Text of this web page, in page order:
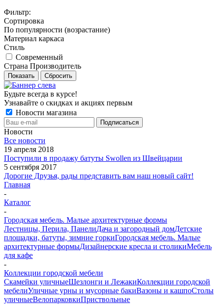
Фильтр:
Сортировка
По популярности (возрастание)
Материал каркаса
Стиль
Современный
Страна Производитель
Показать Сбросить
Будьте всегда в курсе!
Узнавайте о скидках и акциях первым
Новости магазина
Новости
Все новости
19 апреля 2018
Поступили в продажу батуты Swollen из Швейцарии
5 сентября 2017
Дорогие Друзья, рады представить вам наш новый сайт!
Главная
-
Каталог
-
Городская мебель. Малые архитектурные формы
Лестницы, Перила, ПанелиДача и загородный домДетские
площадки, батуты, зимние горкиГородская мебель. Малые
архитектурные формыДизайнерские кресла и столикиМебель
для кафе
-
Коллекции городской мебели
Скамейки уличныеШезлонги и ЛежакиКоллекции городской
мебелиУличные урны и мусорные бакиВазоны и кашпоСтолы
уличныеВелопарковкиПриствольные